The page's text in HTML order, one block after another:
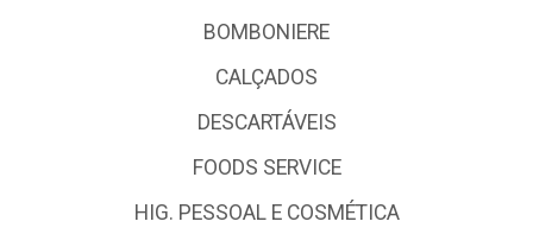
BOMBONIERE
CALÇADOS
DESCARTÁVEIS
FOODS SERVICE
HIG. PESSOAL E COSMÉTICA